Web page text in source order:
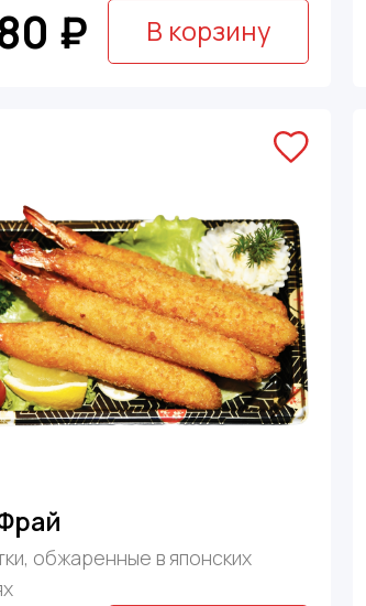
₽ В корзину
обжаренные в японских